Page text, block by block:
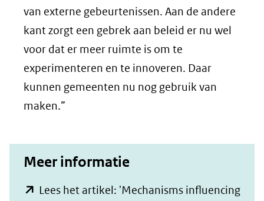
van externe gebeurtenissen. Aan de andere
kant zorgt een gebrek aan beleid er nu wel
voor dat er meer ruimte is om te
experimenteren en te innoveren. Daar
kunnen gemeenten nu nog gebruik van
maken.”
Meer informatie
Lees het artikel: 'Mechanisms influencing